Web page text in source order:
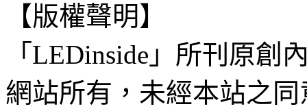
【版權聲明】
「LEDinside」所刊原創
網站所有，未經本站之